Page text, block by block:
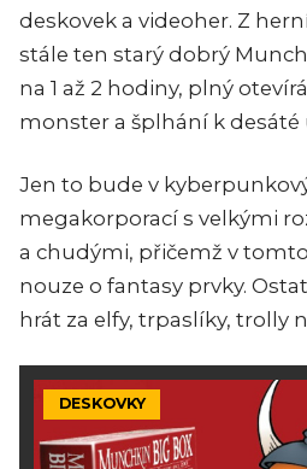
deskovek a videoher. Z
stále ten starý dobrý
na 1 až 2 hodiny, plný
monster a šplhání k desáté
Jen to bude v
megakorporací s velkými
a chudými, přičemž v
nouze o fantasy prvky.
hrát za elfy, trpaslíky, trolly
DESKOVKY